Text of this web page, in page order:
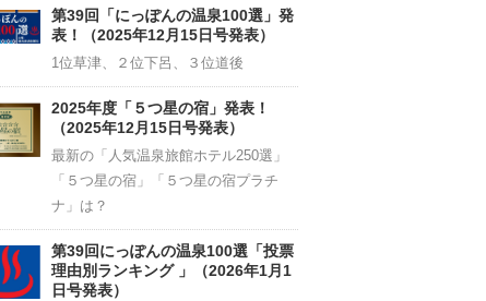
Channel
第39回「にっぽんの温泉100選」発
表！（2025年12月15日号発表）
1位草津、２位下呂、３位道後
2025年度「５つ星の宿」発表！
（2025年12月15日号発表）
最新の「人気温泉旅館ホテル250選」
「５つ星の宿」「５つ星の宿プラチ
ナ」は？
第39回にっぽんの温泉100選「投票
理由別ランキング 」（2026年1月1
日号発表）